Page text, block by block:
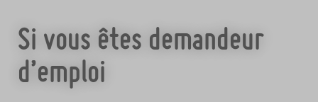
Si vous êtes demandeur
d’emploi